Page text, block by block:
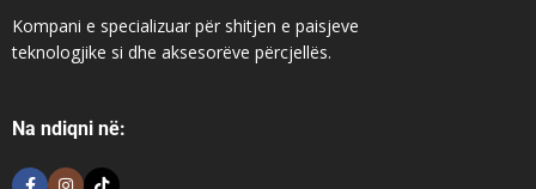
Kompani e specializuar për shitjen e paisjeve
teknologjike si dhe aksesorëve përcjellës.
Na ndiqni në: